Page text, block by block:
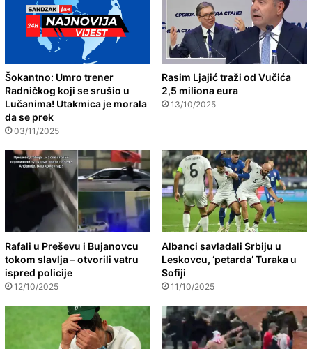
Šokantno: Umro trener
Radničkog koji se srušio u
Lučanima! Utakmica je morala
da se prek
03/11/2025
Rasim Ljajić traži od Vučića
2,5 miliona eura
13/10/2025
Rafali u Preševu i Bujanovcu
tokom slavlja – otvorili vatru
ispred policije
12/10/2025
Albanci savladali Srbiju u
Leskovcu, ‘petarda’ Turaka u
Sofiji
11/10/2025